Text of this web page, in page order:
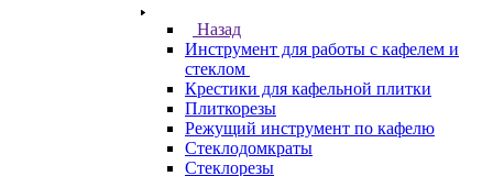
Назад
Инструмент для работы с кафелем и
стеклом
Крестики для кафельной плитки
Плиткорезы
Режущий инструмент по кафелю
Стеклодомкраты
Стеклорезы